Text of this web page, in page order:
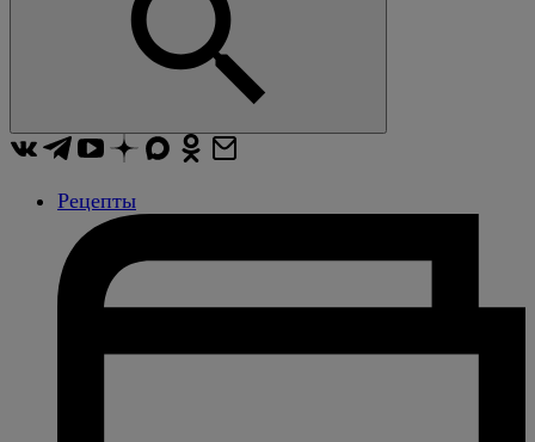
Рецепты